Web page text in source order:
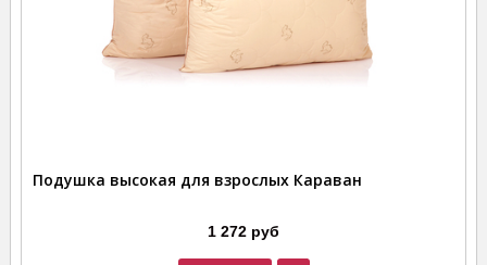
Подушка высокая для взрослых Караван
1 272 руб